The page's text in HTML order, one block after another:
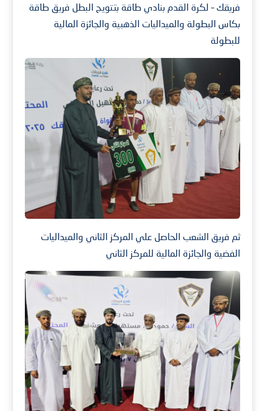
فريقك – لكرة القدم بنادي طاقة بتتويج البطل فريق طاقة
بكاس البطولة والميداليات الذهبية والجائزة المالية
للبطولة
ثم فريق الشعب الحاصل علي المركز الثاني والميداليات
الفضية والجائزة المالية للمركز الثاني